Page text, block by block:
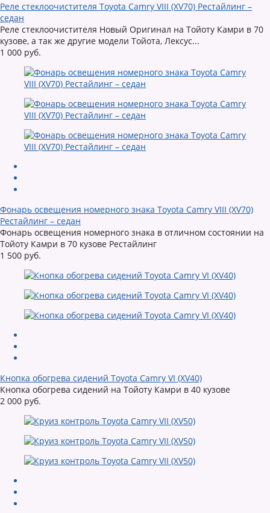
Реле стеклоочистителя Toyota Camry VIII (XV70) Рестайлинг –
седан
Реле стеклоочистителя Новый Оригинал на Тойоту Камри в 70
кузове, а так же другие модели Тойота, Лексус...
1 000 руб.
Фонарь освещения номерного знака Toyota Camry VIII (XV70)
Рестайлинг – седан
Фонарь освещения номерного знака в отличном состоянии на
Тойоту Камри в 70 кузове Рестайлинг
1 500 руб.
Кнопка обогрева сидений Toyota Camry VI (XV40)
Кнопка обогрева сидений на Тойоту Камри в 40 кузове
2 000 руб.